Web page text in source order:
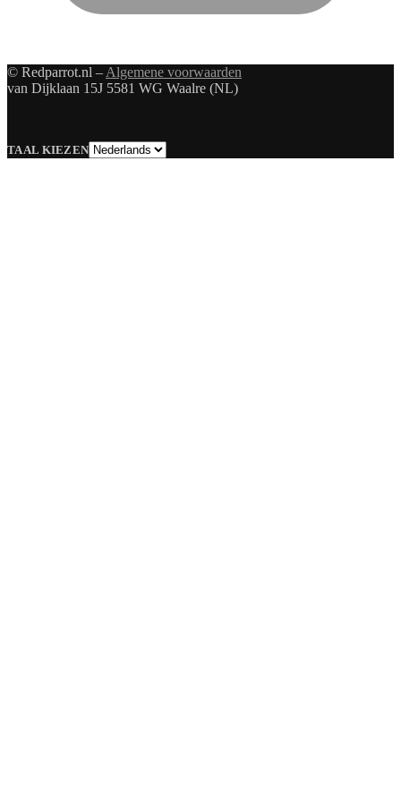
© Redparrot.nl – Algemene voorwaarden
van Dijklaan 15J 5581 WG Waalre (NL)
TAAL KIEZENTaal